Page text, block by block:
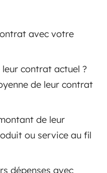
avec votre
contrat actuel ?
de leur contrat
de leur
ou service au fil
dépenses avec